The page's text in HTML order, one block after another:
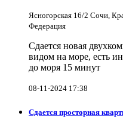
Ясногорская 16/2 Сочи,
Федерация
Сдается новая
видом на море, есть
до моря 15 минут
08-11-2024 17:38
Сдается просторная